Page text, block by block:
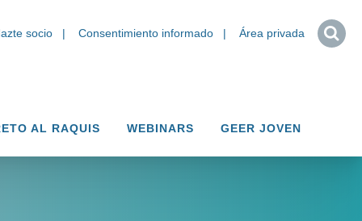
AL RAQUIS WEBINARS GEER JOVEN
socio Consentimiento informado Área privada